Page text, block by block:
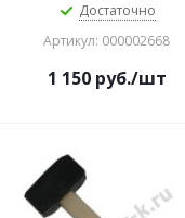
Достаточно
Артикул: 000002668
1 150руб./шт